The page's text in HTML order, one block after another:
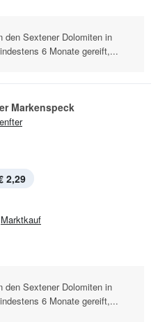
den Sextener Dolomiten in
6 Monate gereift,...
Markenspeck
2,29
Marktkauf
den Sextener Dolomiten in
6 Monate gereift,...